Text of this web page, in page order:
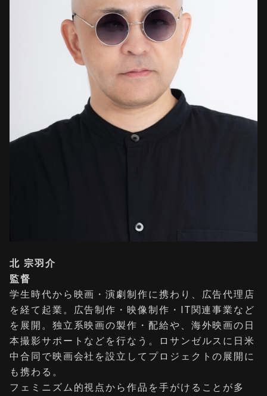
北 宗羽介
監督
学生時代から映画・演劇制作に携わり、広告代理店
を経て起業。広告制作・映像制作・IT関連事業など
を展開。独立系映画の製作・配給や、海外映画の日
本撮影サポートなどを行なう。ロサンゼルスに日米
中合同で映画会社を設立してプロジェクトの展開に
も携わる。
フェミニズム的視点から作品を手がけることが多